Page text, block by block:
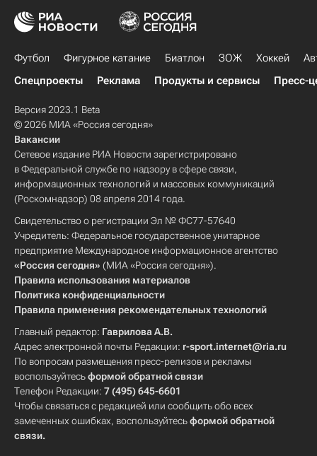
Футбол Фигурное катание Биатлон ЗОЖ Хоккей
Спецпроекты
Реклама Продукты и сервисы Пресс-
Версия 2023.1 Beta
© 2026 МИА «Россия сегодня»
Вакансии
Сетевое издание РИА Новости зарегистрировано
в Федеральной службе по надзору в сфере связи,
информационных технологий и массовых коммуникаций
(Роскомнадзор) 08 апреля 2014 года.
Свидетельство о регистрации Эл № ФС77-57640
Учредитель: Федеральное государственное унитарное
предприятие Международное информационное агентство
«Россия сегодня» (МИА «Россия сегодня»).
Правила использования материалов
Политика конфиденциальности
Правила применения рекомендательных технологий
Главный редактор: Гаврилова А.В.
Адрес электронной почты Редакции: r-sport.internet@ria.ru
По вопросам размещения пресс-релизов и рекламы
воспользуйтесьформой обратной связи
Телефон Редакции: 7 (495) 645-6601
Чтобы связаться с редакцией или сообщить обо всех
замеченных ошибках, воспользуйтесьформой обратной
связи.